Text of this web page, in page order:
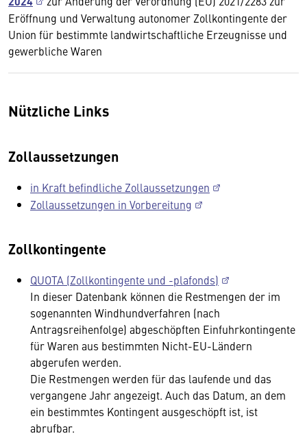
Eröffnung und Verwaltung autonomer Zollkontingente der
Union für bestimmte landwirtschaftliche Erzeugnisse und
gewerbliche Waren
Nützliche Links
Zollaussetzungen
in Kraft befindliche Zollaussetzungen
Zollaussetzungen in Vorbereitung
Zollkontingente
QUOTA (Zollkontingente und -plafonds)
In dieser Datenbank können die Restmengen der im
sogenannten Windhundverfahren (nach
Antragsreihenfolge) abgeschöpften Einfuhrkontingente
für Waren aus bestimmten Nicht-EU-Ländern
abgerufen werden.
Die Restmengen werden für das laufende und das
vergangene Jahr angezeigt. Auch das Datum, an dem
ein bestimmtes Kontingent ausgeschöpft ist, ist
abrufbar.